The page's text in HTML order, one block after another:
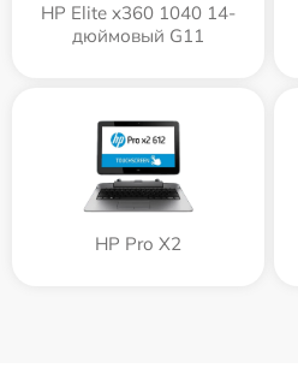
HP Elite x360 1040 14-
дюймовый G11
HP Pro X2